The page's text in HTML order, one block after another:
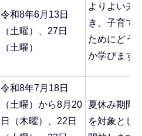
令和8年6月13日
（土曜）、27日
（土曜）
よりよい夫
き、子育て
ためにどう
か学びます
令和8年7月18日
（土曜）から8月20
日（木曜）、22日
夏休み期間
を対象とし